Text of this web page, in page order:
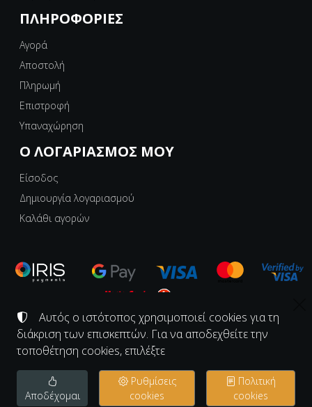
ΠΛΗΡΟΦΟΡΊΕΣ
Αγορά
Αποστολή
Πληρωμή
Επιστροφή
Υπαναχώρηση
Ο ΛΟΓΑΡΙΑΣΜΌΣ ΜΟΥ
Είσοδος
Δημιουργία λογαριασμού
Καλάθι αγορών
©2008-2026 ΕΡΓΑΣΤΗΡΙΟ ΚΟΝΑΚΙ - KONAKI.GR
Αριθμός ΓΕΜΗ: 139997726000
Όροι χρήσης
Πολιτική απορρήτου
Ρυθμίσεις cookies
Αυτός ο ιστότοπος χρησιμοποιεί cookies για τη
διάκριση των επισκεπτών. Για να αποδεχθείτε την
τοποθέτηση cookies, επιλέξτε
Αποδέχομαι
Ρυθμίσεις
cookies
Πολιτική
cookies